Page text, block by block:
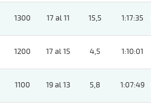
1300 17 al 11 15,5 1:17:35
1200 17 al 15 4,5 1:10:01
1100 19 al 13 5,8 1:07:49